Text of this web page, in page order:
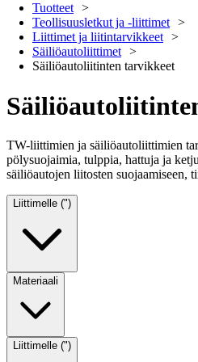
Tuotteet
Teollisuusletkut ja -liittimet
Liittimet ja liitintarvikkeet
Säiliöautoliittimet
Säiliöautoliitinten tarvikkeet
TW-liittimien ja säiliöautoliittimien
pölysuojaimia, tulppia, hattuja ja
säiliöautojen liitosten suojaamiseen,
Liittimelle (")
Materiaali
Liittimelle (")